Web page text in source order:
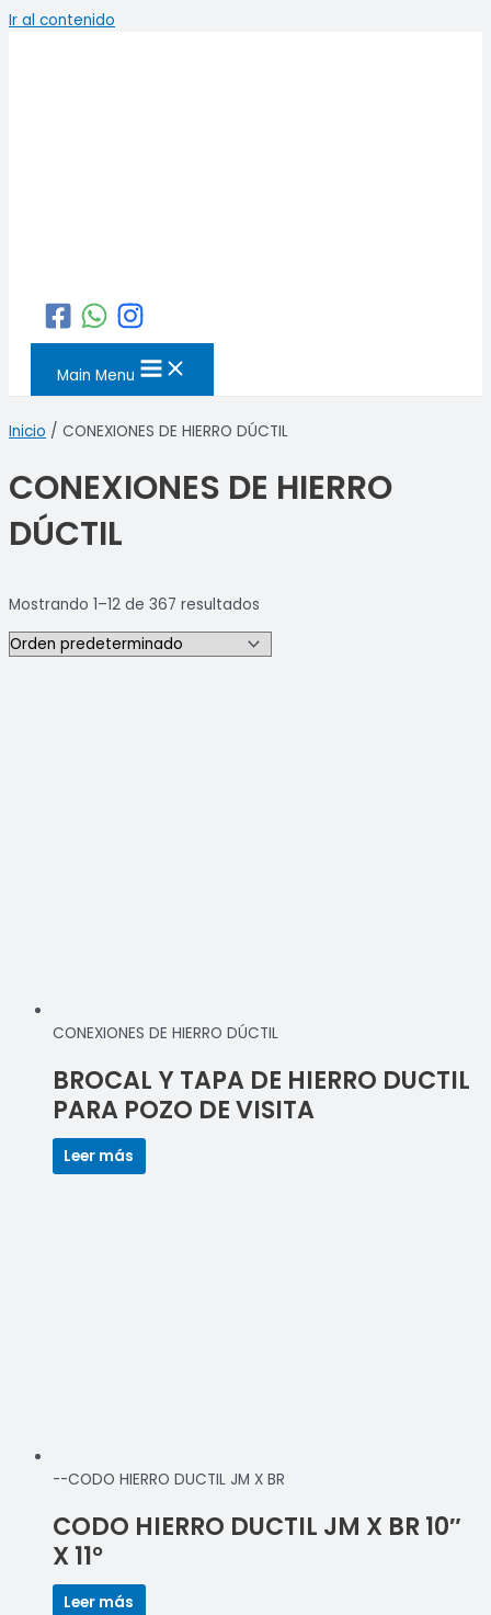
Ir al contenido
Main Menu
Inicio / CONEXIONES DE HIERRO DÚCTIL
CONEXIONES DE HIERRO
DÚCTIL
Mostrando 1–12 de 367 resultados
CONEXIONES DE HIERRO DÚCTIL
BROCAL Y TAPA DE HIERRO DUCTIL
PARA POZO DE VISITA
Leer más
--CODO HIERRO DUCTIL JM X BR
CODO HIERRO DUCTIL JM X BR 10″
X 11°
Leer más